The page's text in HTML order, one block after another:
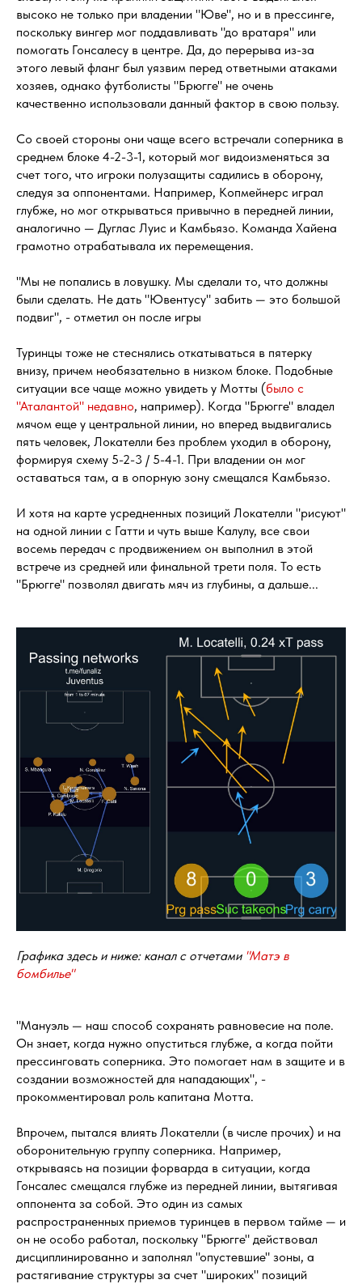
высоко не только при владении "Юве", но и в прессинге,
поскольку вингер мог поддавливать "до вратаря" или
помогать Гонсалесу в центре. Да, до перерыва из-за
этого левый фланг был уязвим перед ответными атаками
хозяев, однако футболисты "Брюгге" не очень
качественно использовали данный фактор в свою пользу.
Со своей стороны они чаще всего встречали соперника в
среднем блоке 4-2-3-1, который мог видоизменяться за
счет того, что игроки полузащиты садились в оборону,
следуя за оппонентами. Например, Копмейнерс играл
глубже, но мог открываться привычно в передней линии,
аналогично — Дуглас Луис и Камбьязо. Команда Хайена
грамотно отрабатывала их перемещения.
"Мы не попались в ловушку. Мы сделали то, что должны
были сделать. Не дать "Ювентусу" забить — это большой
подвиг", - отметил он после игры
Туринцы тоже не стеснялись откатываться в пятерку
внизу, причем необязательно в низком блоке. Подобные
ситуации все чаще можно увидеть у Мотты (было с
"Аталантой" недавно, например). Когда "Брюгге" владел
мячом еще у центральной линии, но вперед выдвигались
пять человек, Локателли без проблем уходил в оборону,
формируя схему 5-2-3 / 5-4-1. При владении он мог
оставаться там, а в опорную зону смещался Камбьязо.
И хотя на карте усредненных позиций Локателли "рисуют"
на одной линии с Гатти и чуть выше Калулу, все свои
восемь передач с продвижением он выполнил в этой
встрече из средней или финальной трети поля. То есть
"Брюгге" позволял двигать мяч из глубины, а дальше...
Графика здесь и ниже: канал с отчетами "Матэ в
бомбилье"
"Мануэль — наш способ сохранять равновесие на поле.
Он знает, когда нужно опуститься глубже, а когда пойти
прессинговать соперника. Это помогает нам в защите и в
создании возможностей для нападающих", -
прокомментировал роль капитана Мотта.
Впрочем, пытался влиять Локателли (в числе прочих) и на
оборонительную группу соперника. Например,
открываясь на позиции форварда в ситуации, когда
Гонсалес смещался глубже из передней линии, вытягивая
оппонента за собой. Это один из самых
распространенных приемов туринцев в первом тайме — и
он не особо работал, поскольку "Брюгге" действовал
дисциплинированно и заполнял "опустевшие" зоны, а
растягивание структуры за счет "широких" позиций